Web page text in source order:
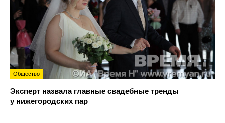
Общество
Эксперт назвала главные свадебные тренды
у нижегородских пар